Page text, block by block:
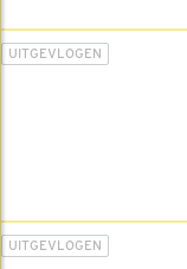
UITGEVLOGEN
UITGEVLOGEN